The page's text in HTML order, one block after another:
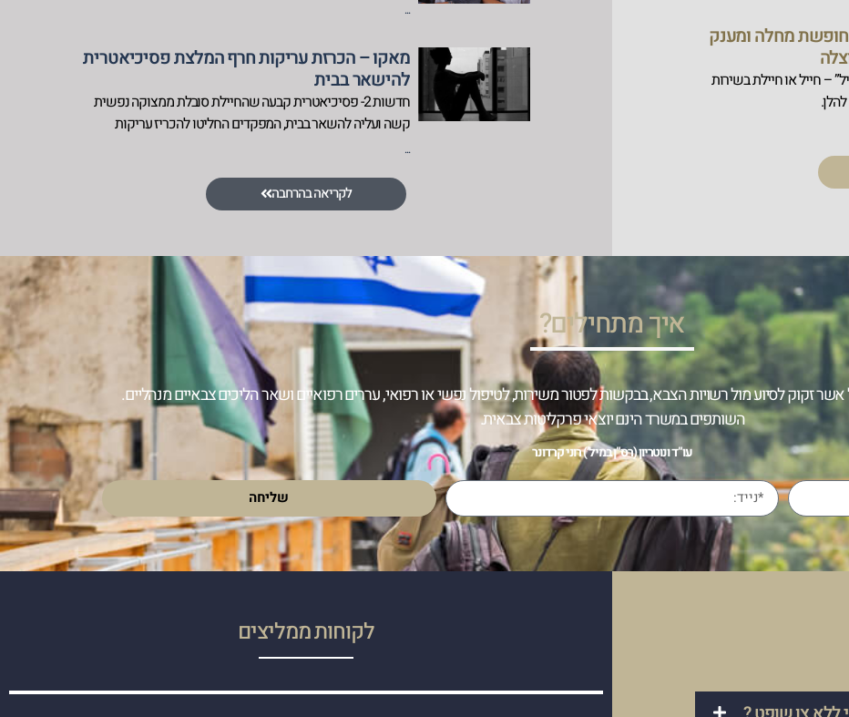
מטכ"ל 36.0413 – חופשת מחלה ומענק
– חייל או חיילת בשירות
...
מאקו – הכרזת עריקות חרף המלצת פסיכיאטרית
להישאר בבית
חדשות 2- פסיכיאטרית קבעה שהחיילת סובלת ממצוקה נפשית
קשה ועליה להשאר בבית, המפקדים החליטו להכריז עריקות
...
לקריאה בהרחבה
איך מתחילים?
אשר זקוק לסיוע מול רשויות הצבא, בבקשות לפטור משירות, לטיפול נפשי או רפואי, עררים רפואיים ושאר הליכים צבאיים מנהליים.
השותפים במשרד הינם יוצאי פרקליטות צבאית.
עו”ד ונוטריון (רס”ן במיל’) רוני קרדונר
שליחה
לקוחות ממליצים